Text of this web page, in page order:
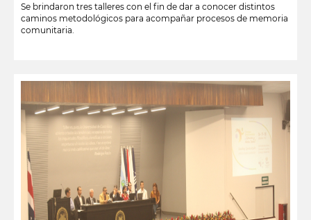
Se brindaron tres talleres con el fin de dar a conocer distintos
caminos metodológicos para acompañar procesos de memoria
comunitaria.